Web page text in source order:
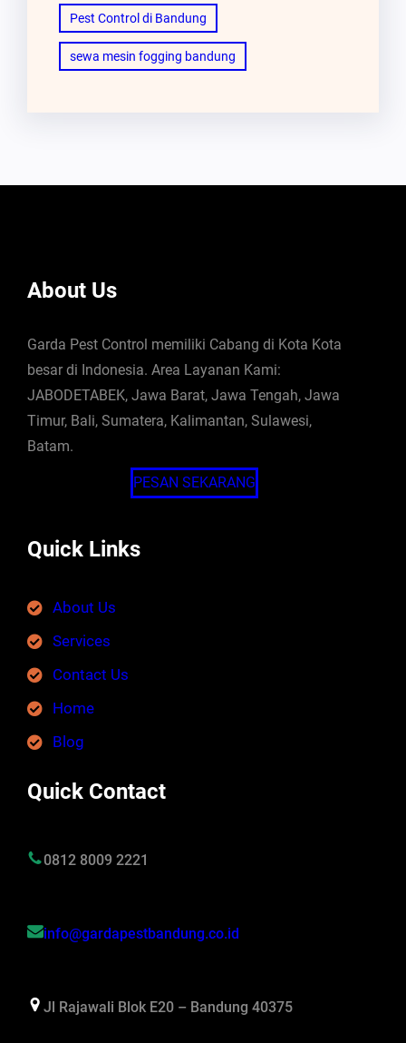
Pest Control di Bandung
sewa mesin fogging bandung
About Us
Garda Pest Control memiliki Cabang di Kota Kota
besar di Indonesia. Area Layanan Kami:
JABODETABEK, Jawa Barat, Jawa Tengah, Jawa
Timur, Bali, Sumatera, Kalimantan, Sulawesi,
Batam.
PESAN SEKARANG
Quick Links
About Us
Services
Contact Us
Home
Blog
Quick Contact
0812 8009 2221
info@gardapestbandung.co.id
Jl Rajawali Blok E20 – Bandung 40375